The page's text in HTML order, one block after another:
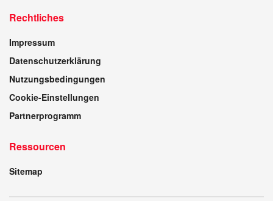
Rechtliches
Impressum
Datenschutzerklärung
Nutzungsbedingungen
Cookie-Einstellungen
Partnerprogramm
Ressourcen
Sitemap